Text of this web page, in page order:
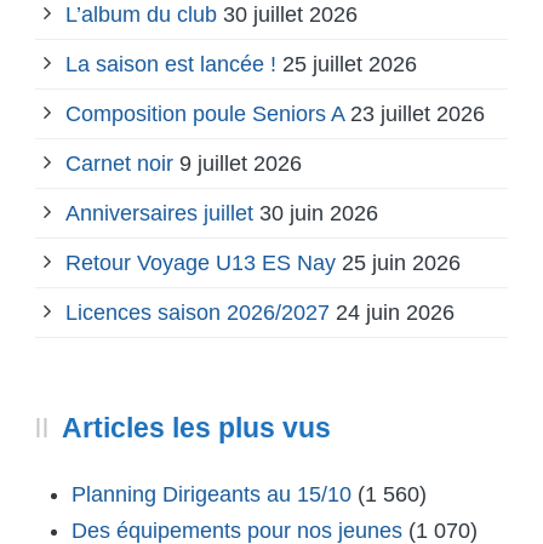
L’album du club 30 juillet 2026
La saison est lancée ! 25 juillet 2026
Composition poule Seniors A 23 juillet 2026
Carnet noir 9 juillet 2026
Anniversaires juillet 30 juin 2026
Retour Voyage U13 ES Nay 25 juin 2026
Licences saison 2026/2027 24 juin 2026
Articles les plus vus
Planning Dirigeants au 15/10 (1 560)
Des équipements pour nos jeunes (1 070)